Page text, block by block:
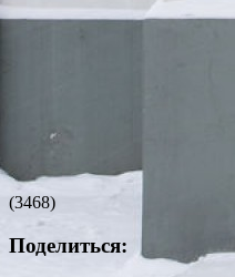
(3468)
Поделиться: